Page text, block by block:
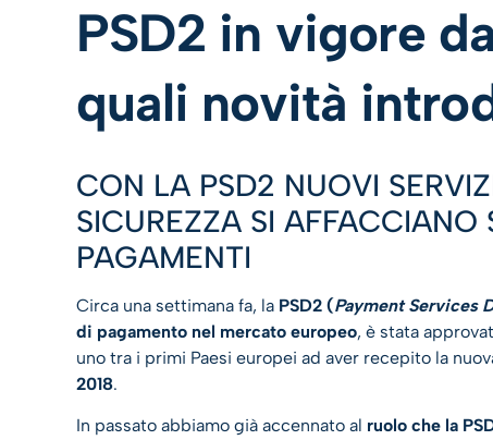
PSD2 in vigore
quali novità
CON LA PSD2 NUOVI
SICUREZZA SI AFFACCIANO
PAGAMENTI
Circa una settimana fa, la PSD2 (Payment Services
di pagamento nel mercato europeo, è stata
uno tra i primi Paesi europei ad aver recepito la
2018.
In passato abbiamo già accennato al ruolo che la